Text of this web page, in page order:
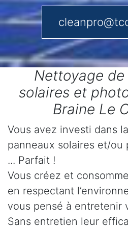
Nettoyage
solaires et
Braine Le
Vous avez investi dans
panneaux solaires et/ou
... Parfait !
Vous créez et
en respectant
vous pensé à entretenir
Sans entretien leur